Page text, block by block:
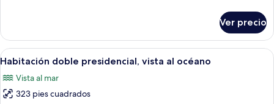
individuales,
vista
mar
Deluxe
con
1
matrimonial
o
Ver precio
Abrir
todas
las
fotos
Habitación de hotel con cama,
10
Habitación doble presidencial, vista al océano
Vista al mar
323 pies cuadrados